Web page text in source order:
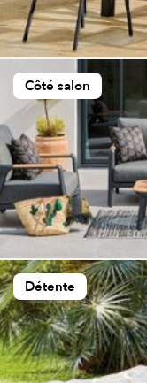
Côté salon
Détente